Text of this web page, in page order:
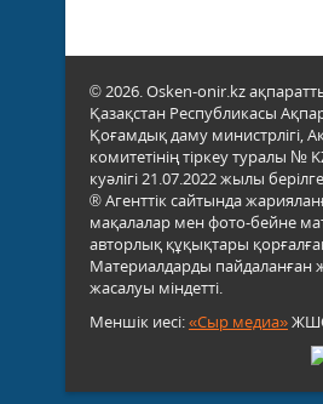
© 2026. Osken-onir.kz
Қазақстан Республикасы
Қоғамдық даму министрлігі,
комитетінің тіркеу туралы №
куәлігі 21.07.2022 жылы
® Агенттік сайтында
мақалалар мен фото-бейне
авторлық құқықтары
Материалдарды пайдаланған
жасалуы міндетті.
Меншік иесі:«Сыр медиа»